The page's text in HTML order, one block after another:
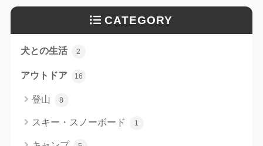
CATEGORY
犬との生活 2
アウトドア 16
登山 8
スキー・スノーボード 1